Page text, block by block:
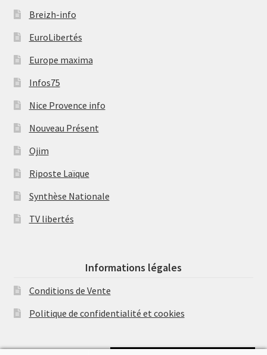
Breizh-info
EuroLibertés
Europe maxima
Infos75
Nice Provence info
Nouveau Présent
Ojim
Riposte Laïque
Synthèse Nationale
TV libertés
Informations légales
Conditions de Vente
Politique de confidentialité et cookies